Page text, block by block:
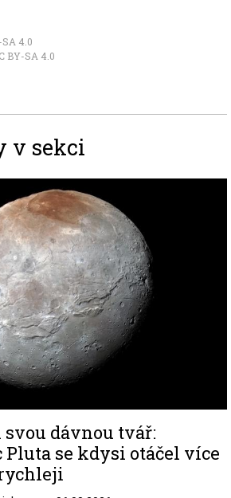
SA 4.0
BY-SA 4.0
v sekci
dávnou tvář:
se kdysi otáčel více